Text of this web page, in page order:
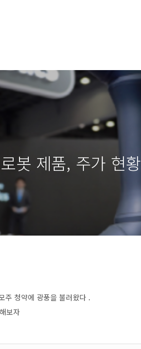
봇 제품, 주가 현황
주 청약에 광풍을 불러왔다 .
보자